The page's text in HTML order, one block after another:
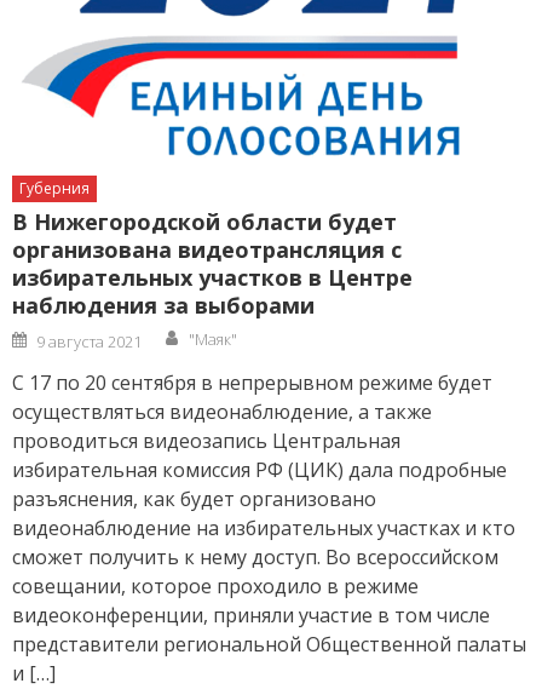
Губерния
В Нижегородской области будет
организована видеотрансляция с
избирательных участков в Центре
наблюдения за выборами
Posted
on
9 августа 2021 Author
"Маяк"
С 17 по 20 сентября в непрерывном режиме будет
осуществляться видеонаблюдение, а также
проводиться видеозапись Центральная
избирательная комиссия РФ (ЦИК) дала подробные
разъяснения, как будет организовано
видеонаблюдение на избирательных участках и кто
сможет получить к нему доступ. Во всероссийском
совещании, которое проходило в режиме
видеоконференции, приняли участие в том числе
представители региональной Общественной палаты
и […]